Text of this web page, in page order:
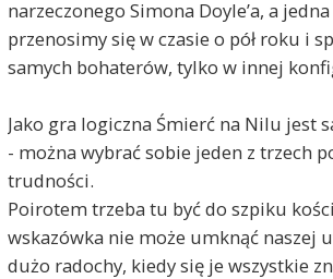
narzeczonego Simona Doyle’a, a
przenosimy się w czasie o pół roku i
samych bohaterów, tylko w innej
Jako gra logiczna Śmierć na Nilu jest
- można wybrać sobie jeden z trzech
trudności.
Poirotem trzeba tu być do szpiku
wskazówka nie może umknąć naszej
dużo radochy, kiedy się je wszystkie